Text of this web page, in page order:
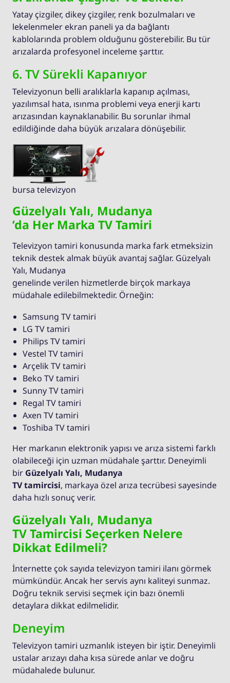
Yatay çizgiler, dikey çizgiler, renk bozulmaları ve
lekelenmeler ekran paneli ya da bağlantı
kablolarında problem olduğunu gösterebilir. Bu tür
arızalarda profesyonel inceleme şarttır.
6. TV Sürekli Kapanıyor
Televizyonun belli aralıklarla kapanıp açılması,
yazılımsal hata, ısınma problemi veya enerji kartı
arızasından kaynaklanabilir. Bu sorunlar ihmal
edildiğinde daha büyük arızalara dönüşebilir.
bursa televizyon
Güzelyalı Yalı, Mudanya
’da Her Marka TV Tamiri
Televizyon tamiri konusunda marka fark etmeksizin
teknik destek almak büyük avantaj sağlar. Güzelyalı
Yalı, Mudanya
genelinde verilen hizmetlerde birçok markaya
müdahale edilebilmektedir. Örneğin:
Samsung TV tamiri
LG TV tamiri
Philips TV tamiri
Vestel TV tamiri
Arçelik TV tamiri
Beko TV tamiri
Sunny TV tamiri
Regal TV tamiri
Axen TV tamiri
Toshiba TV tamiri
Her markanın elektronik yapısı ve arıza sistemi farklı
olabileceği için uzman müdahale şarttır. Deneyimli
bir Güzelyalı Yalı, Mudanya
TV tamircisi, markaya özel arıza tecrübesi sayesinde
daha hızlı sonuç verir.
Güzelyalı Yalı, Mudanya
TV Tamircisi Seçerken Nelere
Dikkat Edilmeli?
İnternette çok sayıda televizyon tamiri ilanı görmek
mümkündür. Ancak her servis aynı kaliteyi sunmaz.
Doğru teknik servisi seçmek için bazı önemli
detaylara dikkat edilmelidir.
Deneyim
Televizyon tamiri uzmanlık isteyen bir iştir. Deneyimli
ustalar arızayı daha kısa sürede anlar ve doğru
müdahalede bulunur.